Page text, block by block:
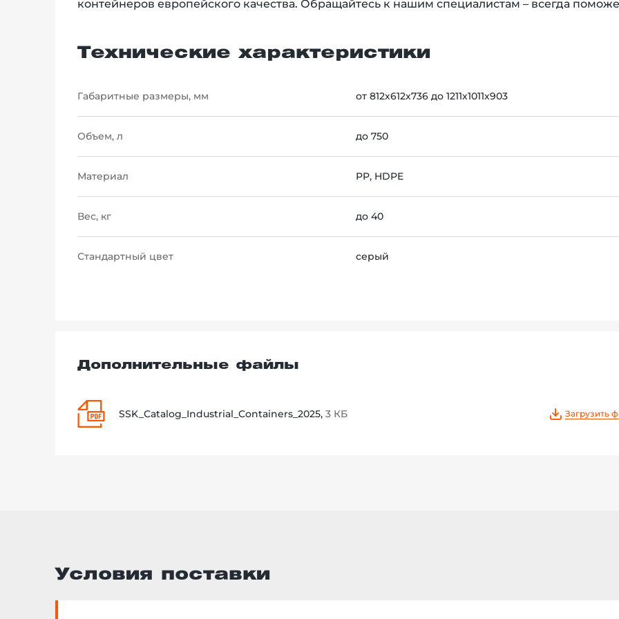
контейнеров европейского качества. Обращайтесь к нашим специалистам – всегда
Технические характеристики
Габаритные размеры, мм от 812х612х736 до 1211х1011х903
Объем, л до 750
Материал PP, HDPE
Вес, кг до 40
Стандартный цвет серый
Дополнительные файлы
SSK_Catalog_Industrial_Containers_2025, 3 КБ Загрузить
Условия поставки